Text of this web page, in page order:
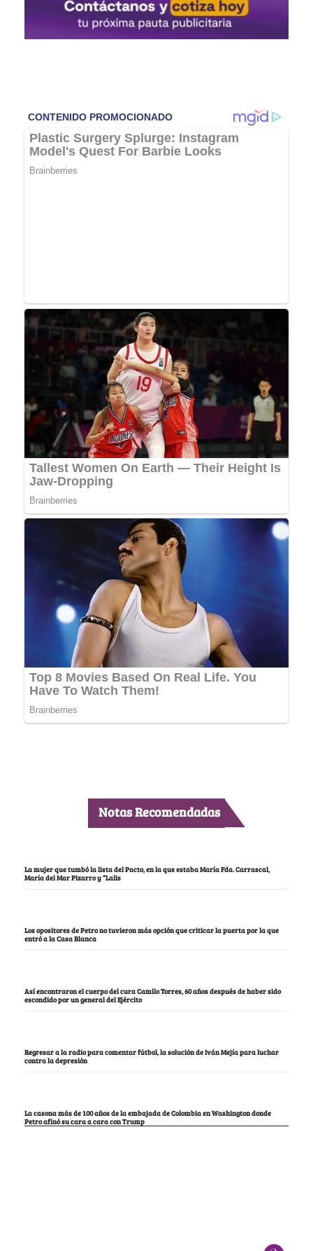
Notas Recomendadas
La mujer que tumbó la lista del Pacto, en la que estaba María Fda. Carrascal,
María del Mar Pizarro y “Lalis
Los opositores de Petro no tuvieron más opción que criticar la puerta por la que
entró a la Casa Blanca
Así encontraron el cuerpo del cura Camilo Torres, 60 años después de haber sido
escondido por un general del Ejército
Regresar a la radio para comentar fútbol, la solución de Iván Mejía para luchar
contra la depresión
La casona más de 100 años de la embajada de Colombia en Washington donde
Petro afinó su cara a cara con Trump